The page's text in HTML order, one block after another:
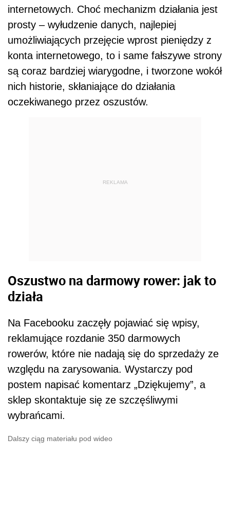
internetowych. Choć mechanizm działania jest
prosty – wyłudzenie danych, najlepiej
umożliwiających przejęcie wprost pieniędzy z
konta internetowego, to i same fałszywe strony
są coraz bardziej wiarygodne, i tworzone wokół
nich historie, skłaniające do działania
oczekiwanego przez oszustów.
REKLAMA
Oszustwo na darmowy rower: jak to
działa
Na Facebooku zaczęły pojawiać się wpisy,
reklamujące rozdanie 350 darmowych
rowerów, które nie nadają się do sprzedaży ze
względu na zarysowania. Wystarczy pod
postem napisać komentarz „Dziękujemy”, a
sklep skontaktuje się ze szczęśliwymi
wybrańcami.
Dalszy ciąg materiału pod wideo